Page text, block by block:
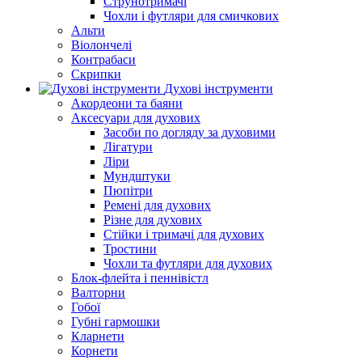
Чохли і футляри для смичкових
Альти
Віолончелі
Контрабаси
Скрипки
Духові інструменти
Акордеони та баяни
Аксесуари для духових
Засоби по догляду за духовими
Лігатури
Ліри
Мундштуки
Пюпітри
Ремені для духових
Різне для духових
Стійки і тримачі для духових
Тростини
Чохли та футляри для духових
Блок-флейта і пеннівістл
Валторни
Гобої
Губні гармошки
Кларнети
Корнети